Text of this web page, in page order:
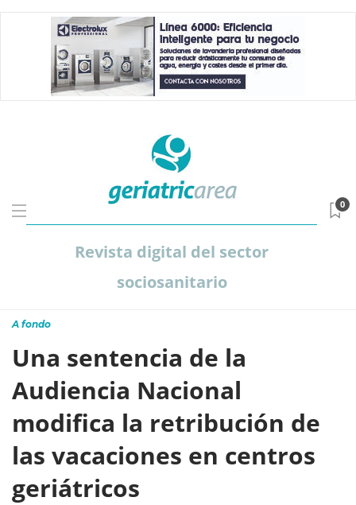
Revista digital del sector
sociosanitario
0
A fondo
Una sentencia de la
Audiencia Nacional
modifica la retribución de
las vacaciones en centros
geriátricos